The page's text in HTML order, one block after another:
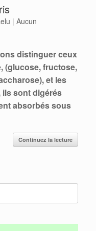
| Aucun
distinguer ceux
(glucose, fructose,
et les
ils sont digérés
absorbés sous
Continuez la lecture